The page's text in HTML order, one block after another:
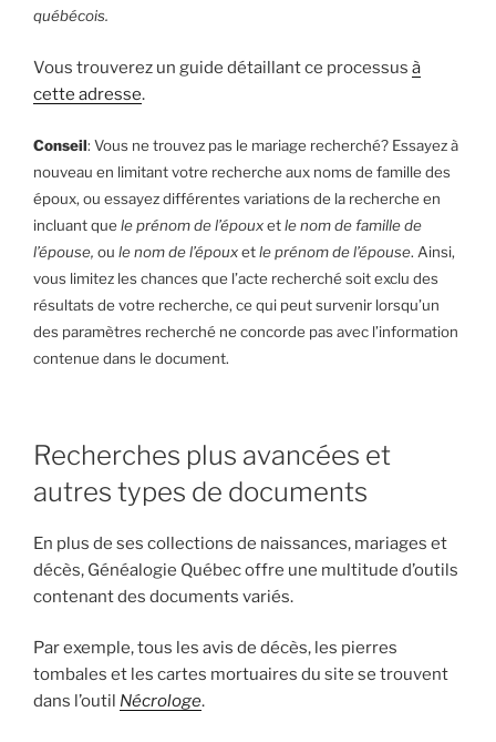
québécois.
Vous trouverez un guide détaillant ce processus à
cette adresse.
Conseil: Vous ne trouvez pas le mariage recherché? Essayez à
nouveau en limitant votre recherche aux noms de famille des
époux, ou essayez différentes variations de la recherche en
incluant quele prénom de l’épouxetle nom de famille de
l’épouse, ou le nom de l’épouxetle prénom de l’épouse. Ainsi,
vous limitez les chances que l’acte recherché soit exclu des
résultats de votre recherche, ce qui peut survenir lorsqu’un
des paramètres recherché ne concorde pas avec l’information
contenue dans le document.
Recherches plus avancées et
autres types de documents
En plus de ses collections de naissances, mariages et
décès, Généalogie Québec offre une multitude d’outils
contenant des documents variés.
Par exemple, tous les avis de décès, les pierres
tombales et les cartes mortuaires du site se trouvent
dans l’outil Nécrologe.